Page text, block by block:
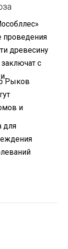
проведения
древесину
с
Рыков
и
для